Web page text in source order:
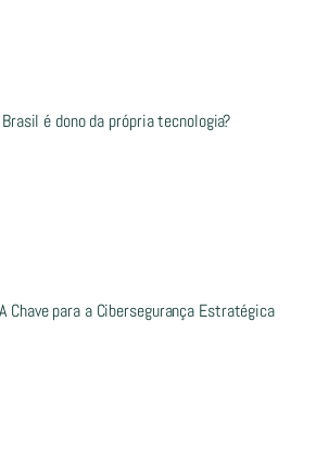
é dono da própria tecnologia?
Chave para a Cibersegurança Estratégica